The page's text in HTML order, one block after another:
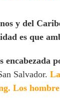
y del
es que
encabezada
Salvador.
Los